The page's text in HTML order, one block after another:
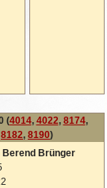
(4014, 4022, 8174,
8182, 8190)
Berend Brünger